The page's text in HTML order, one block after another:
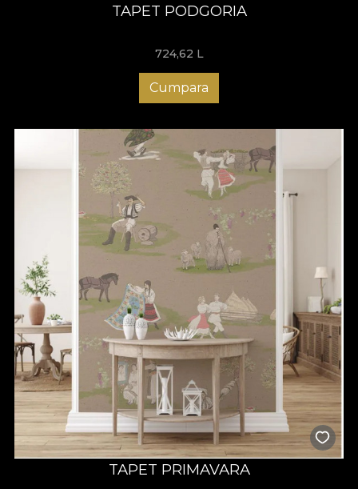
TAPET PODGORIA
724,62 L
Cumpara
TAPET PRIMAVARA